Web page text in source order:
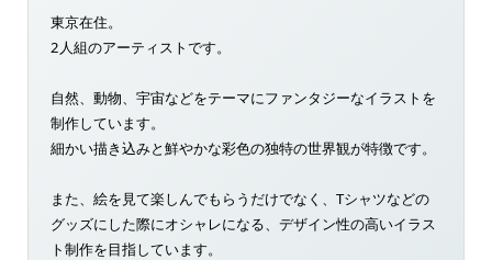
東京在住。
2人組のアーティストです。
自然、動物、宇宙などをテーマにファンタジーなイラストを
制作しています。
細かい描き込みと鮮やかな彩色の独特の世界観が特徴です。
また、絵を見て楽しんでもらうだけでなく、Tシャツなどの
グッズにした際にオシャレになる、デザイン性の高いイラス
ト制作を目指しています。